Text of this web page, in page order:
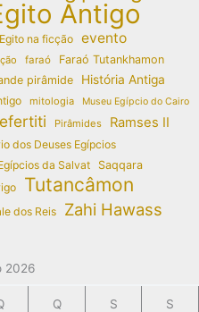
Antigo
Egito na ficção evento
faraó Faraó Tutankhamon
pirâmide
História Antiga
mitologia Museu Egípcio do Cairo
Pirâmides Ramses II
dos Deuses Egípcios
da Salvat
Saqqara
Tutancâmon
dos Reis Zahi Hawass
2026
Q S S